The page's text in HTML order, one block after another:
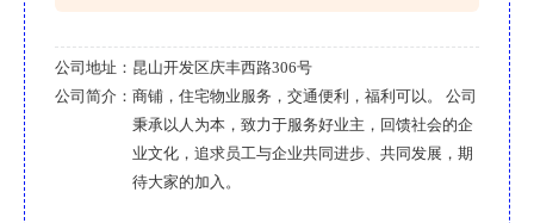
公司地址： 昆山开发区庆丰西路306号
公司简介： 商铺，住宅物业服务，交通便利，福利可以。 公司
秉承以人为本，致力于服务好业主，回馈社会的企
业文化，追求员工与企业共同进步、共同发展，期
待大家的加入。